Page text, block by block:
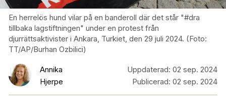
En herrelös hund vilar på en banderoll där det står "#dra
tillbaka lagstiftningen" under en protest från
djurrättsaktivister i Ankara, Turkiet, den 29 juli 2024. (Foto:
TT/AP/Burhan Ozbilici)
Annika
Hjerpe
Uppdaterad: 02 sep. 2024
Publicerad: 02 sep. 2024